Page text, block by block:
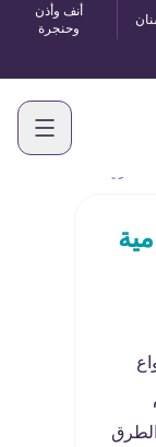
أنف وأذن
وحنجرة